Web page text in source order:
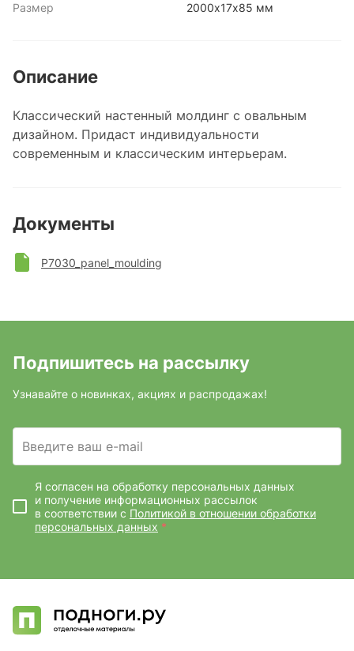
Размер 2000х17х85 мм
Описание
Классический настенный молдинг с овальным
дизайном. Придаст индивидуальности
современным и классическим интерьерам.
Документы
P7030_panel_moulding
Подпишитесь на рассылку
Узнавайте о новинках, акциях и распродажах!
Введите ваш e-mail
Я согласен на обработку персональных данных
и получение информационных рассылок
в соответствии с Политикой в отношении обработки
персональных данных *